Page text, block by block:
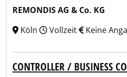
REMONDIS AG & Co. KG
Köln
Vollzeit Keine
CONTROLLER / BUSINESS